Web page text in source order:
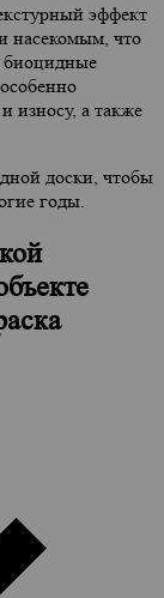
эффект
насекомым, что
биоцидные
износу, а также
доски, чтобы
годы.